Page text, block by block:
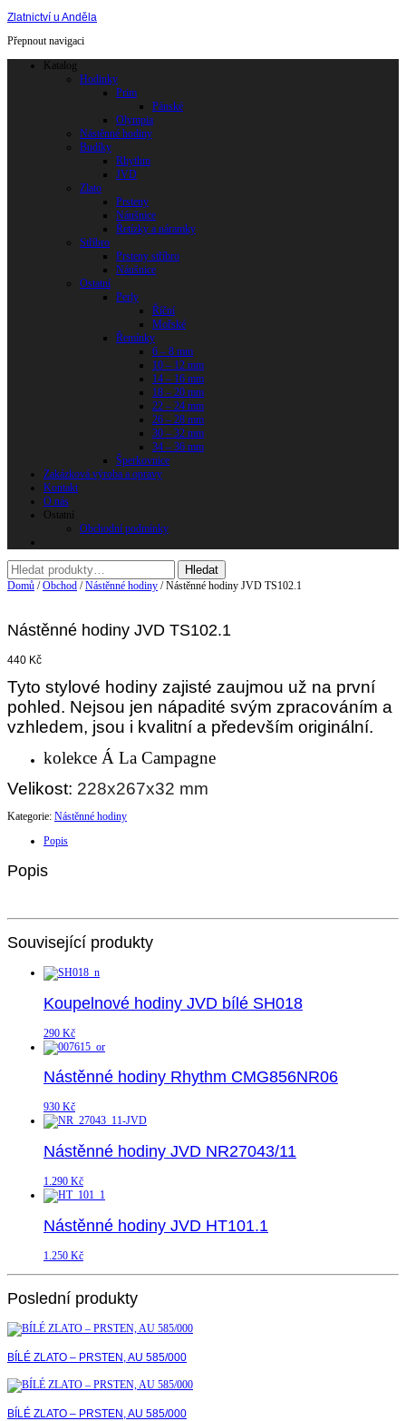
Zlatnictví u Anděla
Přepnout navigaci
Katalog
Hodinky
Prim
Pánské
Olympia
Nástěnné hodiny
Budíky
Rhythm
JVD
Zlato
Prsteny
Náušnice
Řetízky a náramky
Stříbro
Prsteny stříbro
Náušnice
Ostatní
Perly
Říční
Mořské
Řemínky
6 – 8 mm
10 – 12 mm
14 – 16 mm
18 – 20 mm
22 – 24 mm
26 – 28 mm
30 – 32 mm
34 – 36 mm
Šperkovnice
Zakázková výroba a opravy
Kontakt
O nás
Ostatní
Obchodní podmínky
Domů /Obchod /Nástěnné hodiny / Nástěnné hodiny JVD TS102.1
Nástěnné hodiny JVD TS102.1
440 Kč
Tyto stylové hodiny zajisté zaujmou už na první
pohled. Nejsou jen nápadité svým zpracováním a
vzhledem, jsou i kvalitní a především originální.
kolekce Á La Campagne
Velikost: 228x267x32 mm
Kategorie: Nástěnné hodiny
Popis
Popis
Související produkty
Koupelnové hodiny JVD bílé SH018
290 Kč
Nástěnné hodiny Rhythm CMG856NR06
930 Kč
Nástěnné hodiny JVD NR27043/11
1.290 Kč
Nástěnné hodiny JVD HT101.1
1.250 Kč
Poslední produkty
BÍLÉ ZLATO – PRSTEN, AU 585/000
BÍLÉ ZLATO – PRSTEN, AU 585/000